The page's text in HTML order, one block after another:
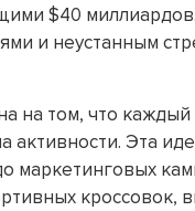
$40 миллиардов.
и неустанным
на том, что
активности. Эта
маркетинговых
кроссовок,